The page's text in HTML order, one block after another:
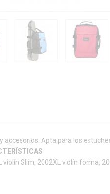
Apta para los
violín Slim, 2002XL violín forma,